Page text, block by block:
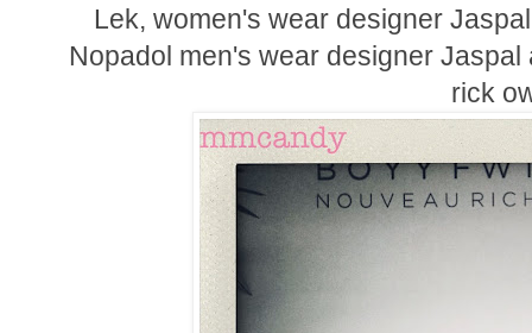
Lek, women's wear designer
Nopadol men's wear designer
rick